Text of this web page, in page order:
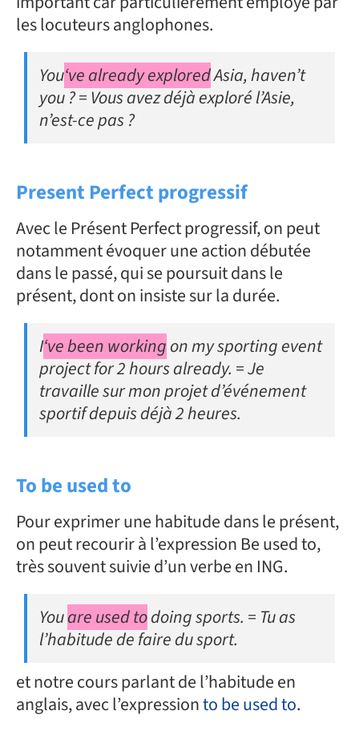
les locuteurs anglophones.
You‘ve already exploredAsia, haven’t
you ? = Vous avez déjà exploré l’Asie,
n’est-ce pas ?
Present Perfect progressif
Avec le Présent Perfect progressif, on peut
notamment évoquer une action débutée
dans le passé, qui se poursuit dans le
présent, dont on insiste sur la durée.
I‘ve been workingon my sporting event
project for 2 hours already. = Je
travaille sur mon projet d’événement
sportif depuis déjà 2 heures.
To be used to
Pour exprimer une habitude dans le présent,
on peut recourir à l’expression Be used to,
très souvent suivie d’un verbe en ING.
Youare used todoing sports. = Tu as
l’habitude de faire du sport.
et notre cours parlant de l’habitude en
anglais, avec l’expressionto be used to.